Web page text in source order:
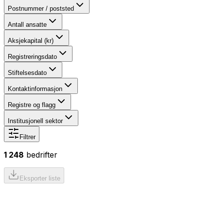
Postnummer / poststed
Antall ansatte
Aksjekapital (kr)
Registreringsdato
Stiftelsesdato
Kontaktinformasjon
Registre og flagg
Institusjonell sektor
Filtrer
1 248 bedrifter
Eksporter liste